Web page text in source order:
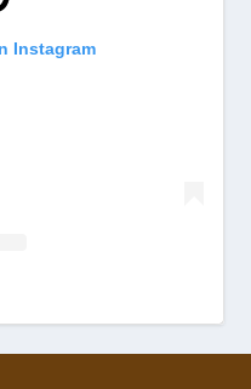
Instagram